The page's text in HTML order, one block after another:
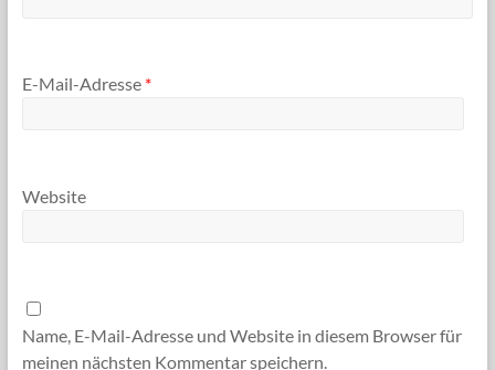
E-Mail-Adresse *
Website
Name, E-Mail-Adresse und Website in diesem Browser für
meinen nächsten Kommentar speichern.